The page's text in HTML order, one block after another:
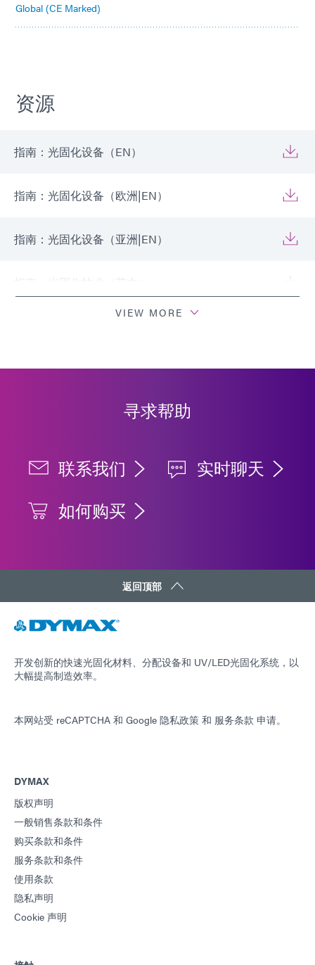
Global (CE Marked)
资源
指南：光固化设备（EN）
指南：光固化设备（欧洲|EN）
指南：光固化设备（亚洲|EN）
指南：光固化技术（英文）
指南：光固化设备（美洲|ES）
VIEW MORE
寻求帮助
联系我们
实时聊天
如何购买
返回顶部
开发创新的快速光固化材料、分配设备和 UV/LED光固化系统，以
大幅提高制造效率。
本网站受 reCAPTCHA 和 Google 隐私政策 和 服务条款 申请。
DYMAX
版权声明
一般销售条款和条件
购买条款和条件
服务条款和条件
使用条款
隐私声明
Cookie 声明